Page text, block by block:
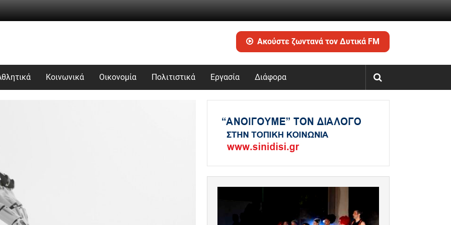
Ακούστε ζωντανά τον Δυτικά FM
Κοινωνικά Οικονομία Πολιτιστικά Εργασία Διάφορα